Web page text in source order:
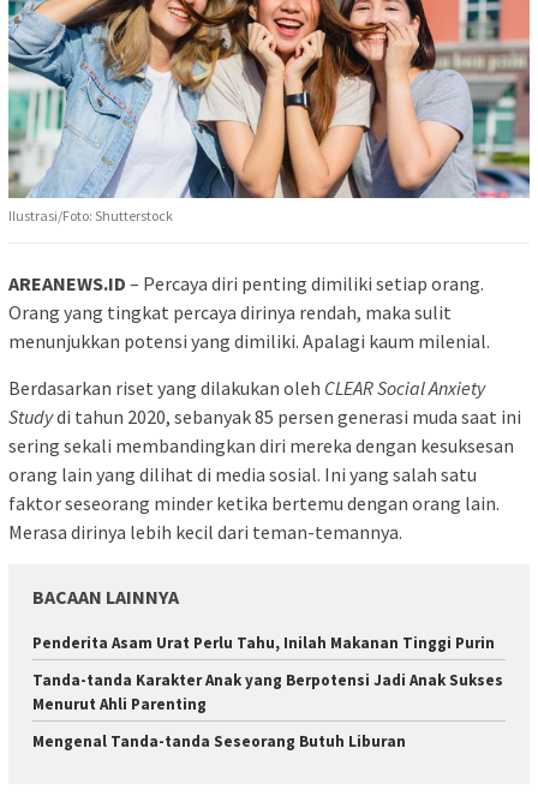
Ilustrasi/Foto: Shutterstock
AREANEWS.ID – Percaya diri penting dimiliki setiap orang.
Orang yang tingkat percaya dirinya rendah, maka sulit
menunjukkan potensi yang dimiliki. Apalagi kaum milenial.
Berdasarkan riset yang dilakukan oleh CLEAR Social Anxiety
Studydi tahun 2020, sebanyak 85 persen generasi muda saat ini
sering sekali membandingkan diri mereka dengan kesuksesan
orang lain yang dilihat di media sosial. Ini yang salah satu
faktor seseorang minder ketika bertemu dengan orang lain.
Merasa dirinya lebih kecil dari teman-temannya.
BACAAN LAINNYA
Penderita Asam Urat Perlu Tahu, Inilah Makanan Tinggi Purin
Tanda-tanda Karakter Anak yang Berpotensi Jadi Anak Sukses
Menurut Ahli Parenting
Mengenal Tanda-tanda Seseorang Butuh Liburan